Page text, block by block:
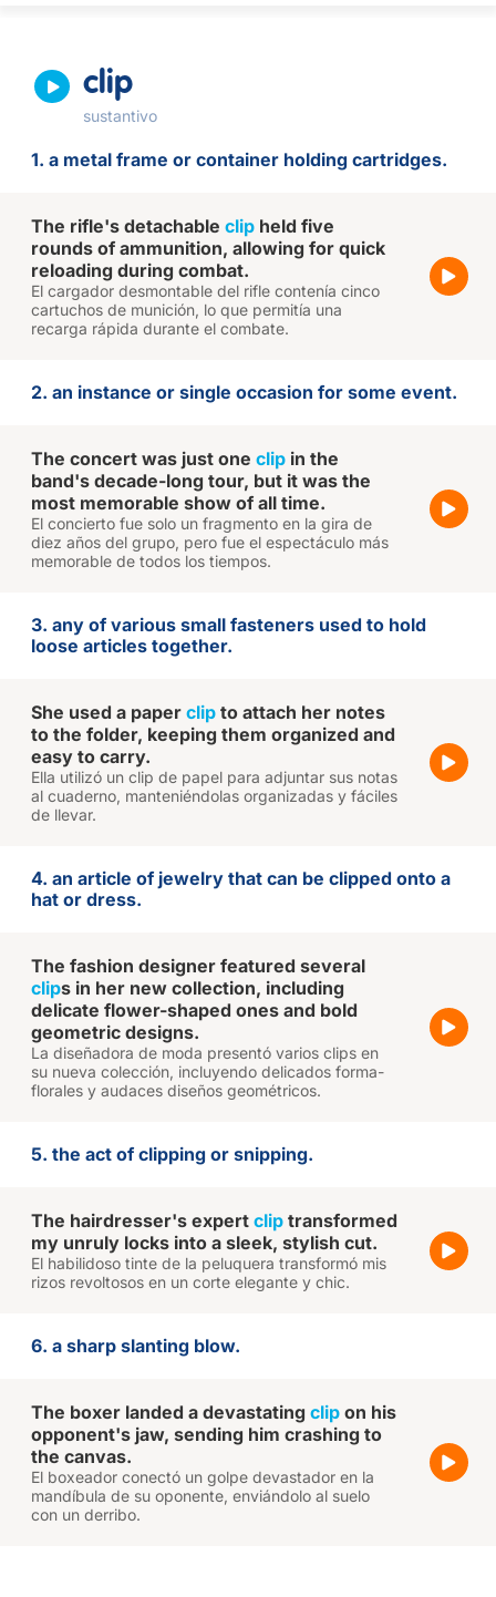
clip
sustantivo
1. a metal frame or container holding cartridges.
The rifle's detachable clip held five
rounds of ammunition, allowing for quick
reloading during combat.
El cargador desmontable del rifle contenía cinco
cartuchos de munición, lo que permitía una
recarga rápida durante el combate.
2. an instance or single occasion for some event.
The concert was just one clip in the
band's decade-long tour, but it was the
most memorable show of all time.
El concierto fue solo un fragmento en la gira de
diez años del grupo, pero fue el espectáculo más
memorable de todos los tiempos.
3. any of various small fasteners used to hold
loose articles together.
She used a paper clip to attach her notes
to the folder, keeping them organized and
easy to carry.
Ella utilizó un clip de papel para adjuntar sus notas
al cuaderno, manteniéndolas organizadas y fáciles
de llevar.
4. an article of jewelry that can be clipped onto a
hat or dress.
The fashion designer featured several
clips in her new collection, including
delicate flower-shaped ones and bold
geometric designs.
La diseñadora de moda presentó varios clips en
su nueva colección, incluyendo delicados forma-
florales y audaces diseños geométricos.
5. the act of clipping or snipping.
The hairdresser's expert clip transformed
my unruly locks into a sleek, stylish cut.
El habilidoso tinte de la peluquera transformó mis
rizos revoltosos en un corte elegante y chic.
6. a sharp slanting blow.
The boxer landed a devastating clip on his
opponent's jaw, sending him crashing to
the canvas.
El boxeador conectó un golpe devastador en la
mandíbula de su oponente, enviándolo al suelo
con un derribo.